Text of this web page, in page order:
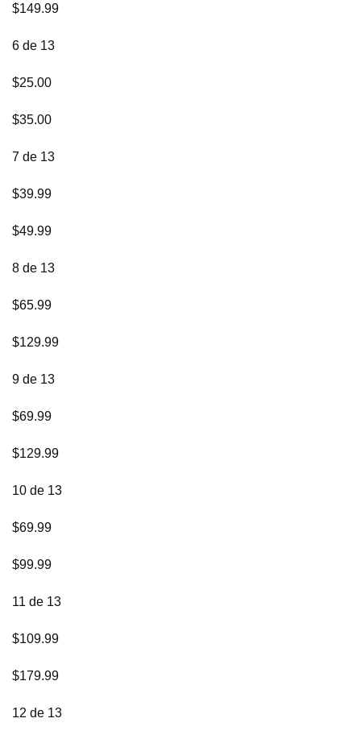
$149.99
6 de 13
$25.00
$35.00
7 de 13
$39.99
$49.99
8 de 13
$65.99
$129.99
9 de 13
$69.99
$129.99
10 de 13
$69.99
$99.99
11 de 13
$109.99
$179.99
12 de 13